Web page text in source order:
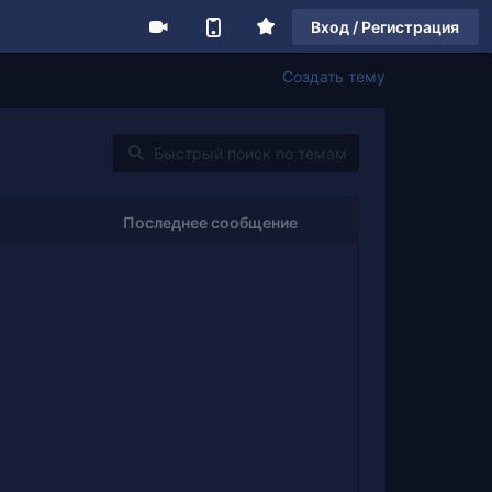
Вход / Регистрация
Создать тему
Последнее сообщение